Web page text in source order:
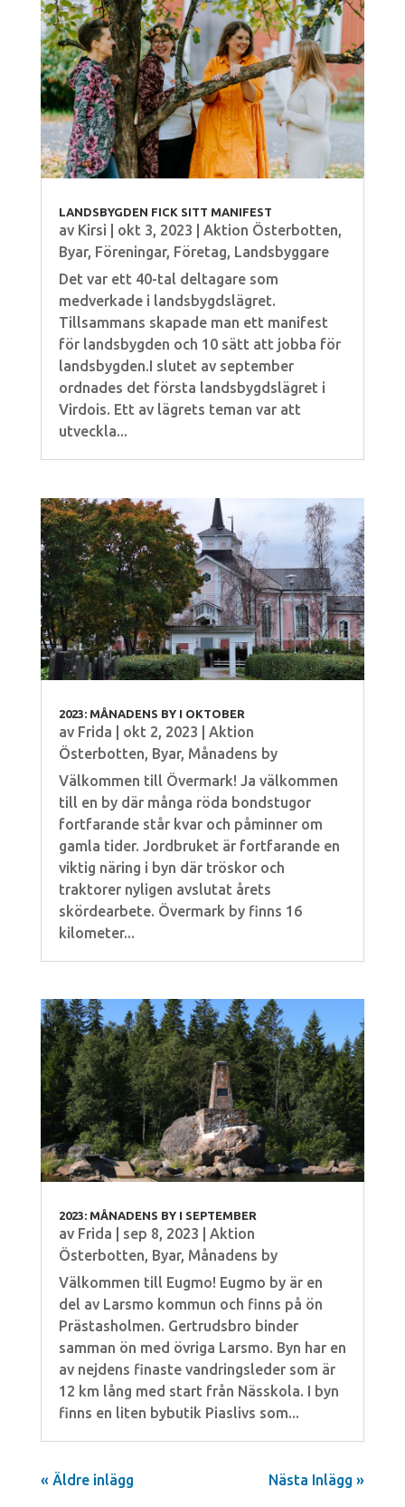
LANDSBYGDEN FICK SITT MANIFEST
av Kirsi okt 3, 2023 Aktion Österbotten,
Byar, Föreningar, Företag, Landsbyggare
Det var ett 40-tal deltagare som
medverkade i landsbygdslägret.
Tillsammans skapade man ett manifest
för landsbygden och 10 sätt att jobba för
landsbygden.I slutet av september
ordnades det första landsbygdslägret i
Virdois. Ett av lägrets teman var att
utveckla...
2023: MÅNADENS BY I OKTOBER
av Frida okt 2, 2023
Aktion
Österbotten, Byar, Månadens by
Välkommen till Övermark! Ja välkommen
till en by där många röda bondstugor
fortfarande står kvar och påminner om
gamla tider. Jordbruket är fortfarande en
viktig näring i byn där tröskor och
traktorer nyligen avslutat årets
skördearbete. Övermark by finns 16
kilometer...
2023: MÅNADENS BY I SEPTEMBER
av Frida sep 8, 2023
Aktion
Österbotten, Byar, Månadens by
Välkommen till Eugmo! Eugmo by är en
del av Larsmo kommun och finns på ön
Prästasholmen. Gertrudsbro binder
samman ön med övriga Larsmo. Byn har en
av nejdens finaste vandringsleder som är
12 km lång med start från Nässkola. I byn
finns en liten bybutik Piaslivs som...
« Äldre inlägg Nästa Inlägg »